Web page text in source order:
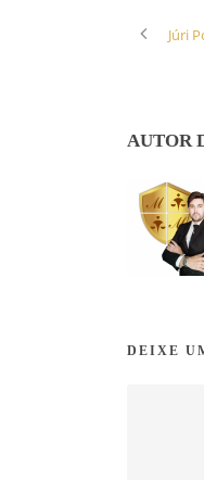
Júri
AUTOR
DEIXE